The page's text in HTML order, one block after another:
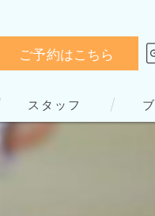
ご予約はこちら
スタッフ